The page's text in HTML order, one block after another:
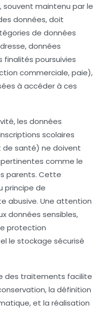
souvent maintenu par le
données, doit
de données
données
finalités poursuivies
commerciale, paie),
à accéder à ces
les données
scolaires
santé) ne doivent
comme le
parents. Cette
principe de
abusive. Une attention
données sensibles,
protection
le stockage sécurisé
des traitements facilite
la définition
et la réalisation